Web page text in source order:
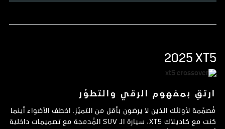
2025 XT5
ارتقِ بمفهوم الرقي والتطوّر
مُصمّمة لأولئك الذين لا يرضون بأقل من التميّز. اخطف الأضواء أينما
كنت مع كاديلاك XT5، سيارة الـ SUV المُدمجة مع تصميمات داخلية